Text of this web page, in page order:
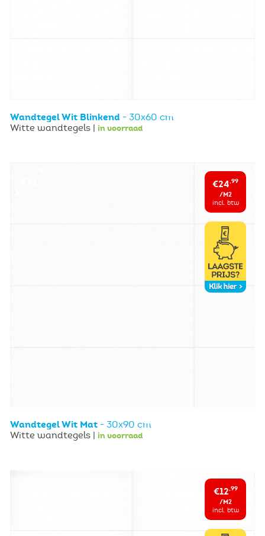
Wandtegel Wit Blinkend - 30x60 cm
Witte wandtegels | in voorraad
€24,99
/M2
incl. btw
Wandtegel Wit Mat - 30x90 cm
Witte wandtegels | in voorraad
€12,99
/M2
incl. btw